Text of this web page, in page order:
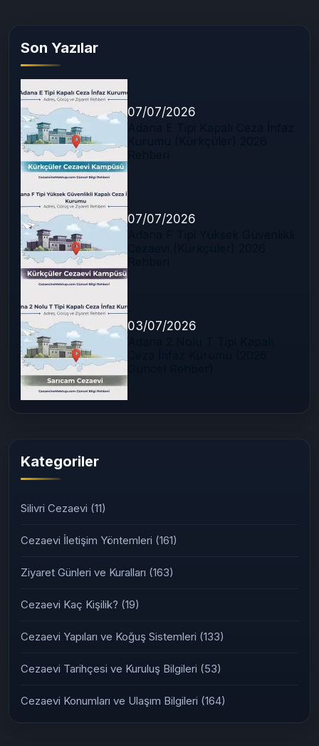
Son Yazılar
07/07/2026
07/07/2026
03/07/2026
Kategoriler
Silivri Cezaevi (11)
Cezaevi İletişim Yöntemleri (161)
Ziyaret Günleri ve Kuralları (163)
Cezaevi Kaç Kişilik? (19)
Cezaevi Yapıları ve Koğuş Sistemleri (133)
Cezaevi Tarihçesi ve Kuruluş Bilgileri (53)
Cezaevi Konumları ve Ulaşım Bilgileri (164)